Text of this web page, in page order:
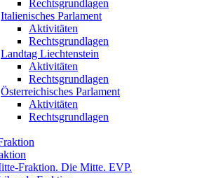
Rechtsgrundlagen
Italienisches Parlament
Aktivitäten
Rechtsgrundlagen
Landtag Liechtenstein
Aktivitäten
Rechtsgrundlagen
Österreichisches Parlament
Aktivitäten
Rechtsgrundlagen
Fraktion. Die Mitte. EVP.